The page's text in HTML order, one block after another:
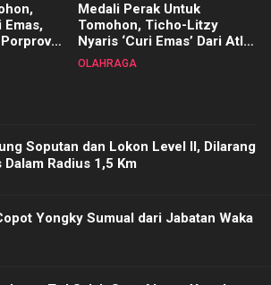
Emas,
Medali Perak Untuk
Tomohon, Ticho-Litzy
Nyaris ‘Curi Emas’ Dari Atlet
Biliar PON di Porprov Sulut
OLAHRAGA
Soputan dan Lokon Level II, Dilarang
Radius 1,5 Km
Yongky Sumual dari Jabatan Waka